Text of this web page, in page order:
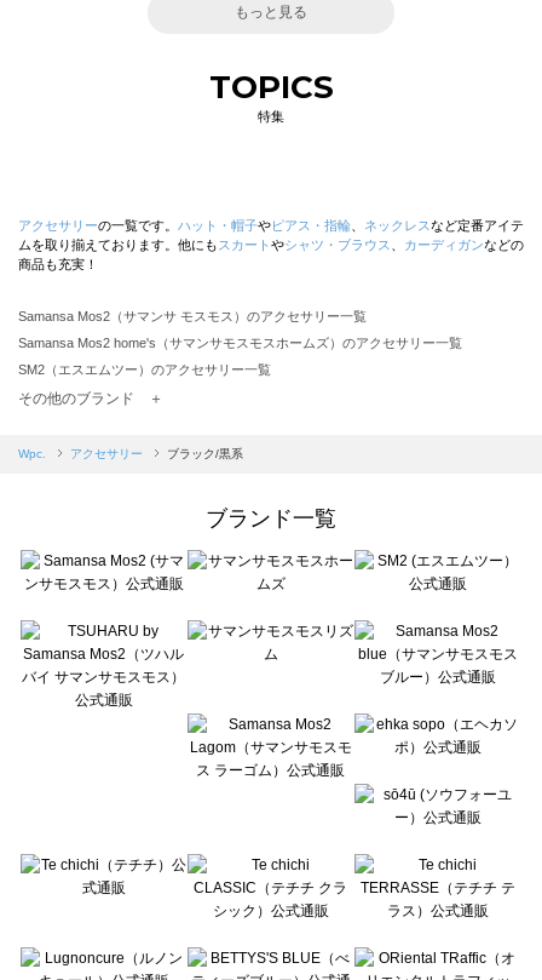
もっと見る
TOPICS
特集
アクセサリーの一覧です。 ハット・帽子やピアス・指輪 ネックレスなど定番アイテ
ムを取り揃えております。他にも スカート やシャツ・ブラウス カーディガンなどの
商品も充実！
Samansa Mos2（サマンサ モスモス）のアクセサリー一覧
Samansa Mos2 home's（サマンサモスモスホームズ）のアクセサリー一覧
SM2（エスエムツー）のアクセサリー一覧
TSUHARU by Samansa Mos2（ツハルバイサマンサモスモス）のアクセサリー一覧
Samansa Mos2 blue（サマンサモスモス ブルー）のアクセサリー一覧
sō4ū（ソウフォーユー）のアクセサリー一覧
Te chichi（テチチ）のアクセサリー一覧
Te chichi CLASSIC（テチチ クラシック）のアクセサリー一覧
Lugnoncure（ルノンキュール）のアクセサリー一覧
BETTY'S BLUE（べティーズブルー）のアクセサリー一覧
Wpc.（ワールドパーティー）のアクセサリー一覧
その他のブランド ＋
Wpc. アクセサリー ブラック/黒系
ブランド一覧